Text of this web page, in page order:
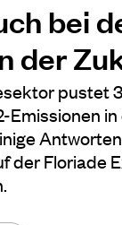
bei
der
pustet
Emissionen
der Floriade